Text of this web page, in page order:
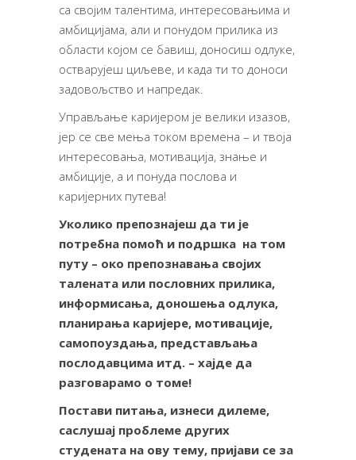
са својим талентима, интересовањима и
амбицијама, али и понудом прилика из
области којом се бавиш, доносиш одлуке,
остварујеш циљеве, и када ти то доноси
задовољство и напредак.
Управљање каријером је велики изазов,
јер се све мења током времена – и твоја
интересовања, мотивација, знање и
амбиције, а и понуда послова и
каријерних путева!
Уколико препознајеш да ти је
потребна помоћ и подршка на том
путу – око препознавања својих
талената или пословних прилика,
информисања, доношења одлука,
планирања каријере, мотивације,
самопоуздања, представљања
послодавцима итд. – хајде да
разговарамо о томе!
Постави питања, изнеси дилеме,
саслушај проблеме других
студената на ову тему, пријави се за